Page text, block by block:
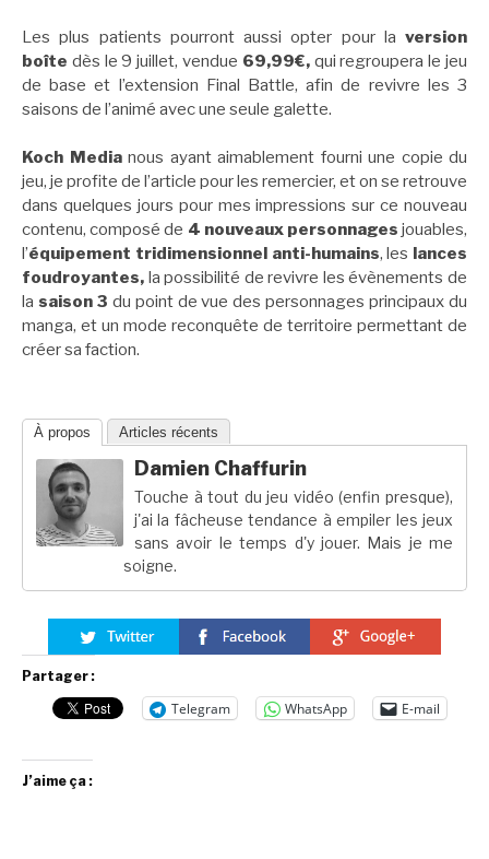
Les plus patients pourront aussi opter pour la version
boîte dès le 9 juillet, vendue 69,99€,qui regroupera le jeu
de base et l’extension Final Battle, afin de revivre les 3
saisons de l’animé avec une seule galette.
Koch Medianous ayant aimablement fourni une copie du
jeu, je profite de l’article pour les remercier, et on se retrouve
dans quelques jours pour mes impressions sur ce nouveau
contenu, composé de 4 nouveaux personnages jouables,
l’équipement tridimensionnel anti-humains, les lances
foudroyantes, la possibilité de revivre les évènements de
la saison 3 du point de vue des personnages principaux du
manga, et un mode reconquête de territoire permettant de
créer sa faction.
À propos Articles récents
Damien Chaffurin
Touche à tout du jeu vidéo (enfin presque),
j'ai la fâcheuse tendance à empiler les jeux
sans avoir le temps d'y jouer. Mais je me
soigne.
Partager :
Telegram WhatsApp E-mail
J’aime ça :